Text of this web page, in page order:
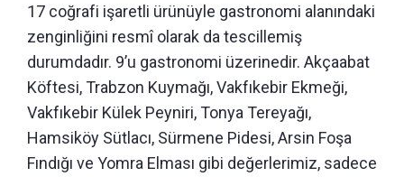
17 coğrafi işaretli ürünüyle gastronomi alanındaki
zenginliğini resmî olarak da tescillemiş
durumdadır. 9’u gastronomi üzerinedir. Akçaabat
Köftesi, Trabzon Kuymağı, Vakfıkebir Ekmeği,
Vakfıkebir Külek Peyniri, Tonya Tereyağı,
Hamsiköy Sütlacı, Sürmene Pidesi, Arsin Foşa
Fındığı ve Yomra Elması gibi değerlerimiz, sadece